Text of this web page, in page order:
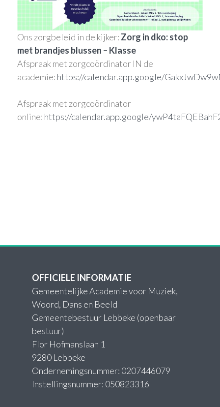
Ons zorgbeleid in de kijker: Zorg in dko: stop
met brandjes blussen – Klasse
Afspraak met zorgcoördinator IN de
academie: https://calendar.app.google/
Afspraak met zorgcoördinator
online: https://calendar.app.google/
OFFICIELE INFORMATIE
Gemeentelijke Academie voor Muziek,
Woord, Dans en Beeld
Gemeentebestuur Lebbeke (openbaar
bestuur)
Flor Hofmanslaan 1
9280 Lebbeke
Ondernemingsnummer: 0207446079
Instellingsnummer: 050823316